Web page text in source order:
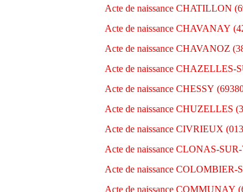
Acte de naissance CHATILLON
Acte de naissance CHAVANAY
Acte de naissance CHAVANOZ
Acte de naissance CHAZELLES-
Acte de naissance CHESSY
Acte de naissance CHUZELLES
Acte de naissance CIVRIEUX
Acte de naissance CLONAS-
Acte de naissance
Acte de naissance COMMUNAY